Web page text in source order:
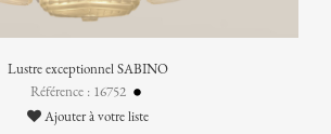
Lustre exceptionnel SABINO
Référence : 16752
Ajouter à votre liste